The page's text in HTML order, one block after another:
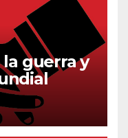
guerra y